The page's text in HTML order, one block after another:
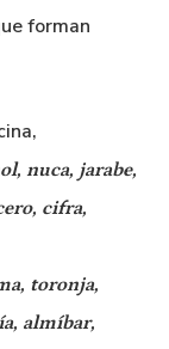
forman
nuca, jarabe,
cifra,
toronja,
almíbar,